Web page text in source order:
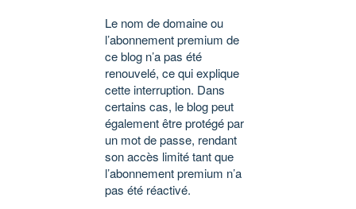
Le nom de domaine ou
l’abonnement premium de
ce blog n’a pas été
renouvelé, ce qui explique
cette interruption. Dans
certains cas, le blog peut
également être protégé par
un mot de passe, rendant
son accès limité tant que
l’abonnement premium n’a
pas été réactivé.